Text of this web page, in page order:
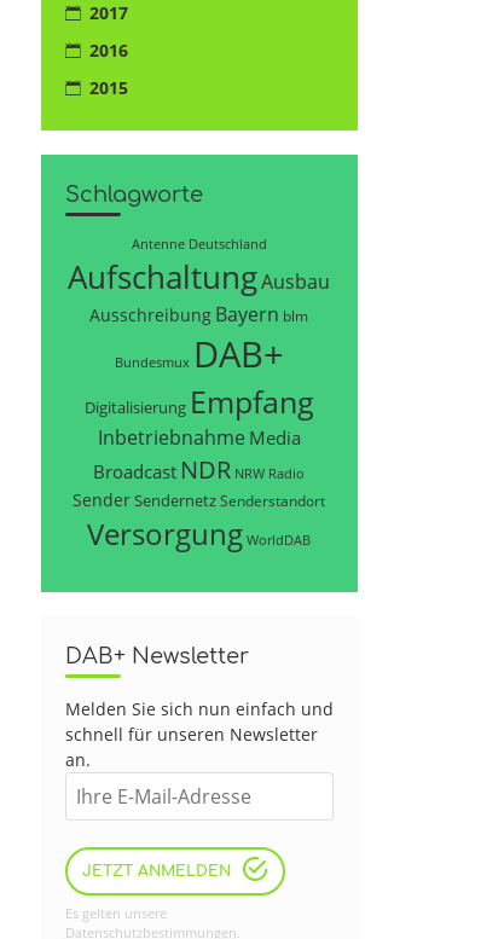
2017
2016
2015
Schlagworte
Antenne Deutschland
AufschaltungAusbau
Ausschreibung Bayern blm
Bundesmux DAB+
Digitalisierung Empfang
Inbetriebnahme Media
Broadcast NDR NRW Radio
SenderSendernetzSenderstandort
Versorgung WorldDAB
DAB+ Newsletter
Melden Sie sich nun einfach und
schnell für unseren Newsletter
an.
JETZT ANMELDEN
Es gelten unsere
Datenschutzbestimmungen